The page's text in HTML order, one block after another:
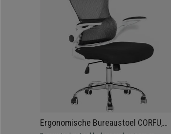
Ergonomische Bureaustoel CORFU,